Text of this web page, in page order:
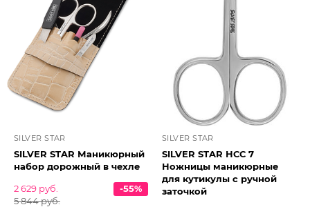
SILVER STAR
SILVER STAR Маникюрный
набор дорожный в чехле
2 629 руб.
5 844 руб.
-55%
SILVER STAR
SILVER STAR НСС 7
Ножницы маникюрные
для кутикулы с ручной
заточкой